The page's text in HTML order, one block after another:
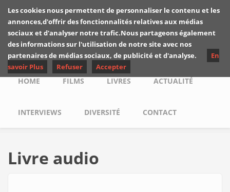
Skip to main content
Les critiques de
Yuyine
Main menu
HOME FILMS LIVRES ACTUALITÉ
INTERVIEWS DIVERSITÉ CONTACT
Livre audio
Les cookies nous permettent de personnaliser le contenu et les
annonces,d'offrir des fonctionnalités relatives aux médias
sociaux et d'analyser notre trafic.Nous partageons également
des informations sur l'utilisation de notre site avec nos
partenaires de médias sociaux, de publicité et d'analyse.
En
savoir Plus
Refuser Accepter